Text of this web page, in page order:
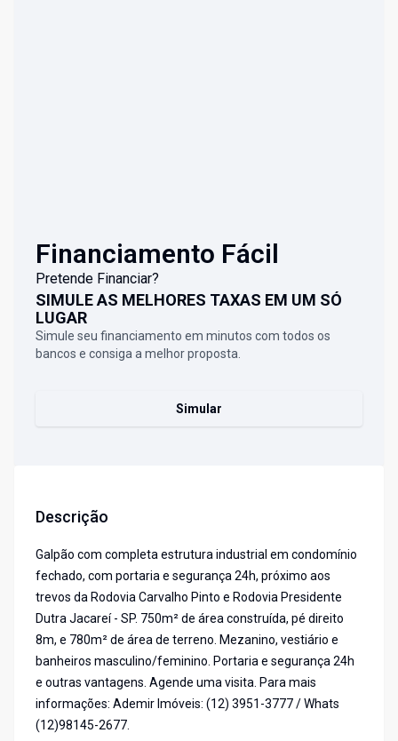
Financiamento Fácil
Pretende Financiar?
SIMULE AS MELHORES TAXAS EM UM SÓ
LUGAR
Simule seu financiamento em minutos com todos os
bancos e consiga a melhor proposta.
Simular
Descrição
Galpão com completa estrutura industrial em condomínio
fechado, com portaria e segurança 24h, próximo aos
trevos da Rodovia Carvalho Pinto e Rodovia Presidente
Dutra Jacareí - SP. 750m² de área construída, pé direito
8m, e 780m² de área de terreno. Mezanino, vestiário e
banheiros masculino/feminino. Portaria e segurança 24h
e outras vantagens. Agende uma visita. Para mais
informações: Ademir Imóveis: (12) 3951-3777 / Whats
(12)98145-2677.